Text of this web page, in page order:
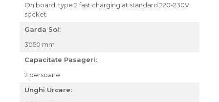
On board, type 2 fast charging at standard 220-230V
socket
Garda Sol:
3050 mm
Capacitate Pasageri:
2 persoane
Unghi Urcare: